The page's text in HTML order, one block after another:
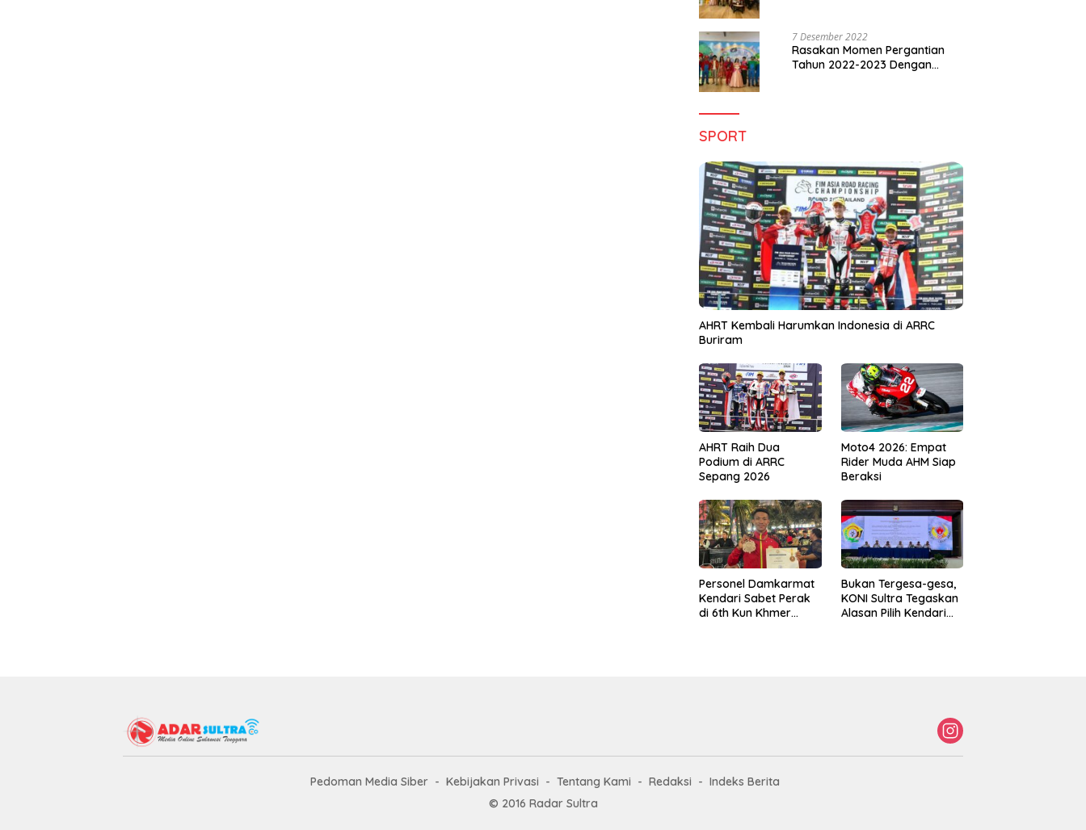
7 Desember 2022
Rasakan Momen Pergantian
Tahun 2022-2023 Dengan
SPORT
AHRT Kembali Harumkan Indonesia di ARRC
Buriram
AHRT Raih Dua
Podium di ARRC
Sepang 2026
Moto4 2026: Empat
Rider Muda AHM Siap
Beraksi
Personel Damkarmat
Kendari Sabet Perak
di 6th Kun Khmer
Bukan Tergesa-gesa,
KONI Sultra Tegaskan
Alasan Pilih Kendari
Pedoman Media Siber Kebijakan Privasi Tentang Kami Redaksi
Indeks Berita
© 2016 Radar Sultra